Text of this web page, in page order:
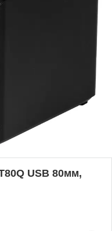
USB 80мм,